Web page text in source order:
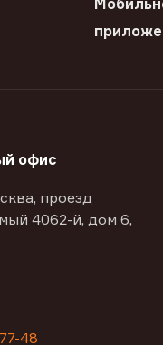
офис
проезд
4062-й, дом 6,
48